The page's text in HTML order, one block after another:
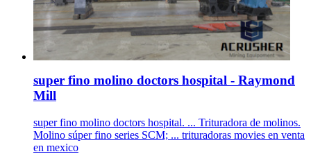
super fino molino doctors hospital - Raymond
Mill
super fino molino doctors hospital. ... Trituradora de molinos.
Molino súper fino series SCM; ... trituradoras movies en venta
en mexico